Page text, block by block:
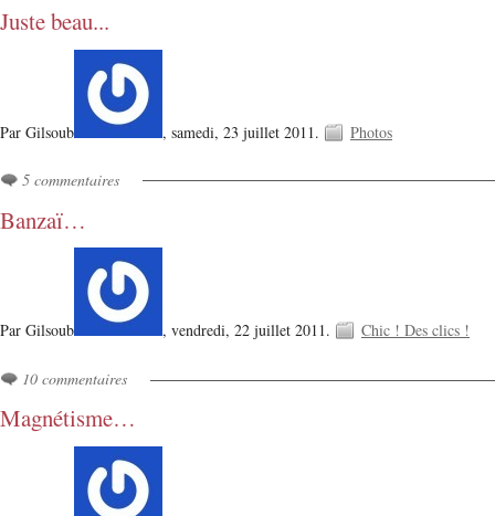
Juste beau...
Par Gilsoub , samedi, 23 juillet 2011. Photos
5 commentaires
Banzaï…
Par Gilsoub , vendredi, 22 juillet 2011. Chic ! Des clics !
10 commentaires
Magnétisme…